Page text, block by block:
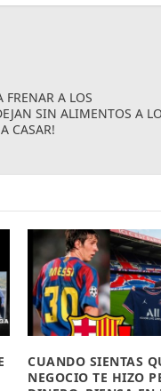
A LOS
SIN ALIMENTOS A
CASAR!
CUANDO SIENTAS
NEGOCIO TE HIZO